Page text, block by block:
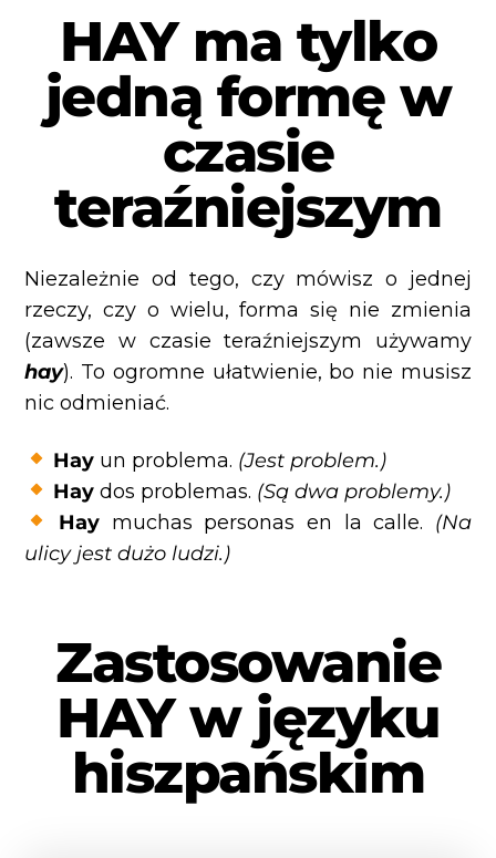
HAY ma tylko
jedną formę w
czasie
teraźniejszym
Niezależnie od tego, czy mówisz o jednej
rzeczy, czy o wielu, forma się nie zmienia
(zawsze w czasie teraźniejszym używamy
hay). To ogromne ułatwienie, bo nie musisz
nic odmieniać.
Hay un problema. (Jest problem.)
Hay dos problemas. (Są dwa problemy.)
Hay muchas personas en la calle. (Na
ulicy jest dużo ludzi.)
Zastosowanie
HAY w języku
hiszpańskim